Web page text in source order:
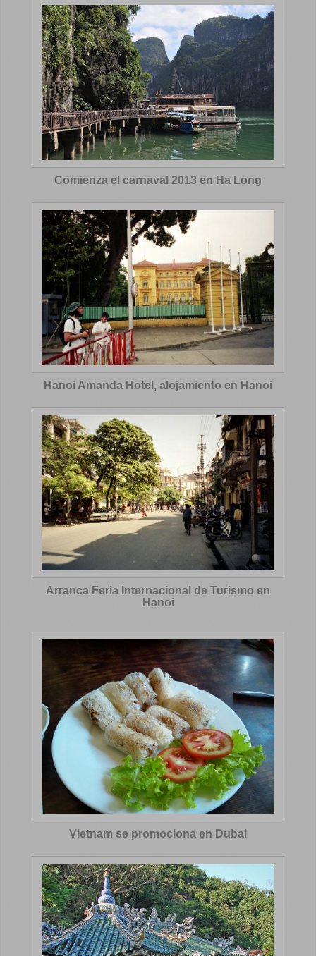
Comienza el carnaval 2013 en Ha Long
Hanoi Amanda Hotel, alojamiento en Hanoi
Arranca Feria Internacional de Turismo en
Hanoi
Vietnam se promociona en Dubai